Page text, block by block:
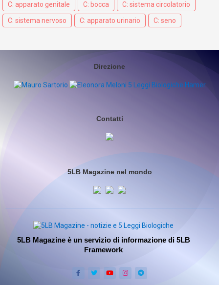
C: apparato genitale C: bocca C: sistema circolatorio
C: sistema nervoso C: apparato urinario C: seno
Direzione
Contatti
5LB Magazine nel mondo
5LB Magazine è un servizio di informazione di 5LB
Framework